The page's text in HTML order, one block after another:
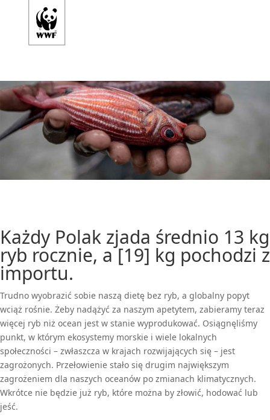
Każdy Polak zjada średnio 13 kg
ryb rocznie, a [19] kg pochodzi z
importu.
Trudno wyobrazić sobie naszą dietę bez ryb, a globalny popyt
wciąż rośnie. Żeby nadążyć za naszym apetytem, zabieramy teraz
więcej ryb niż ocean jest w stanie wyprodukować. Osiągnęliśmy
punkt, w którym ekosystemy morskie i wiele lokalnych
społeczności – zwłaszcza w krajach rozwijających się – jest
zagrożonych. Przełowienie stało się drugim największym
zagrożeniem dla naszych oceanów po zmianach klimatycznych.
Wkrótce nie będzie już ryb, które można by złowić, hodować lub
jeść.